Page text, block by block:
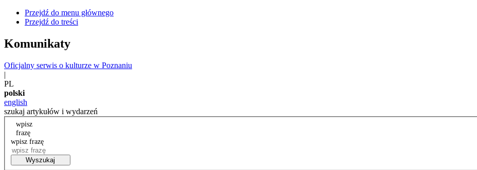
Przejdź do menu głównego
Przejdź do treści
Komunikaty
Oficjalny serwis o kulturze w Poznaniu
|
PL
polski
english
szukaj artykułów i wydarzeń
wpisz
frazę
wpisz frazę
Wyszukaj